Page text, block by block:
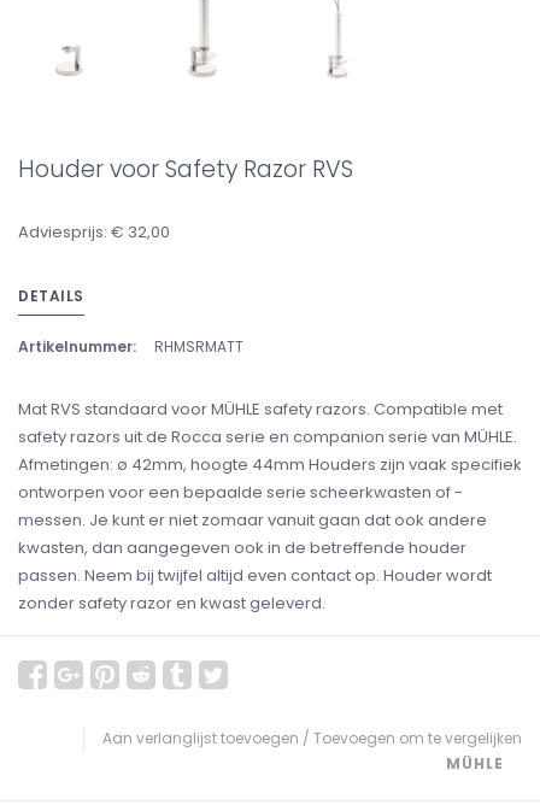
Houder voor Safety Razor RVS
Adviesprijs: € 32,00
DETAILS
Artikelnummer: RHMSRMATT
Mat RVS standaard voor MÜHLE safety razors. Compatible met
safety razors uit de Rocca serie en companion serie van MÜHLE.
Afmetingen: ø 42mm, hoogte 44mm Houders zijn vaak specifiek
ontworpen voor een bepaalde serie scheerkwasten of -
messen. Je kunt er niet zomaar vanuit gaan dat ook andere
kwasten, dan aangegeven ook in de betreffende houder
passen. Neem bij twijfel altijd even contact op. Houder wordt
zonder safety razor en kwast geleverd.
Aan verlanglijst toevoegen / Toevoegen om te vergelijken
MÜHLE